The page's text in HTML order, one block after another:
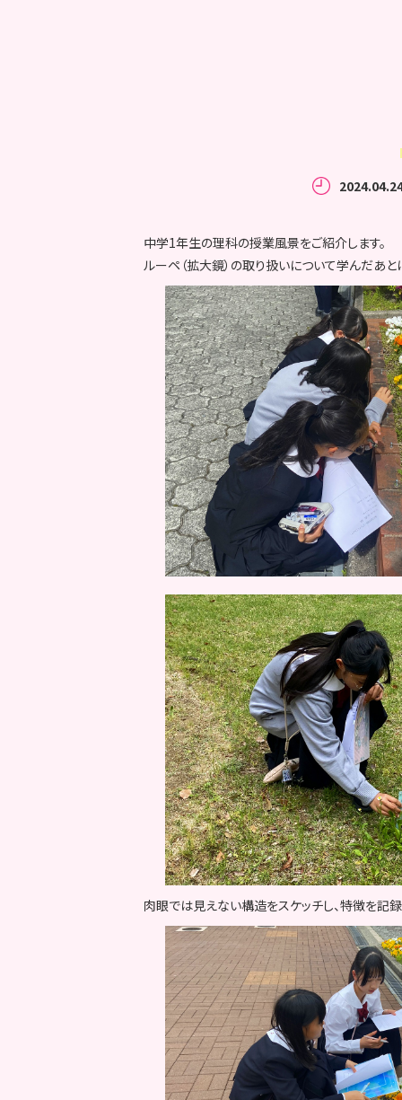
中学1年生の理科の授業風景をご紹介します。
ルーペ（拡大鏡）の取り扱いについて学んだあ
肉眼では見えない構造をスケッチし、特徴を記録